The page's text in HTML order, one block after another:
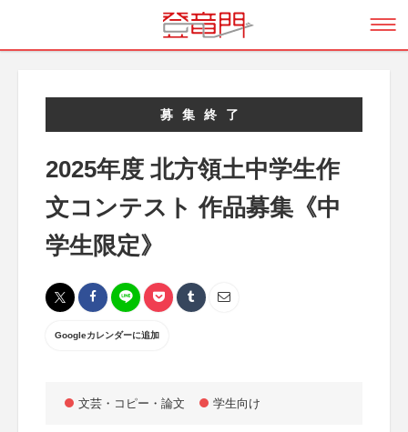
募集終了
2025年度 北方領土中学生作
文コンテスト 作品募集《中
学生限定》
Googleカレンダーに追加
文芸・コピー・論文 学生向け